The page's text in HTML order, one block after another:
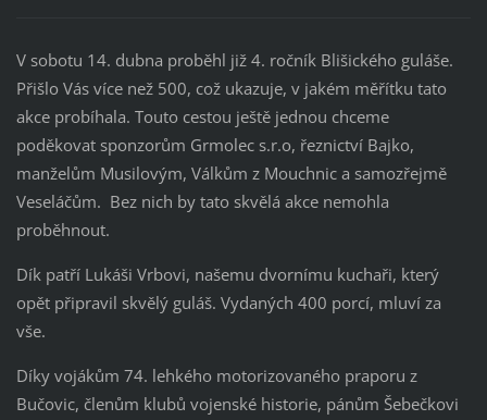
V sobotu 14. dubna proběhl již 4. ročník Blišického guláše.
Přišlo Vás více než 500, což ukazuje, v jakém měřítku tato
akce probíhala. Touto cestou ještě jednou chceme
poděkovat sponzorům Grmolec s.r.o, řeznictví Bajko,
manželům Musilovým, Válkům z Mouchnic a samozřejmě
Veseláčům. Bez nich by tato skvělá akce nemohla
proběhnout.
Dík patří Lukáši Vrbovi, našemu dvornímu kuchaři, který
opět připravil skvělý guláš. Vydaných 400 porcí, mluví za
vše.
Díky vojákům 74. lehkého motorizovaného praporu z
Bučovic, členům klubů vojenské historie, pánům Šebečkovi